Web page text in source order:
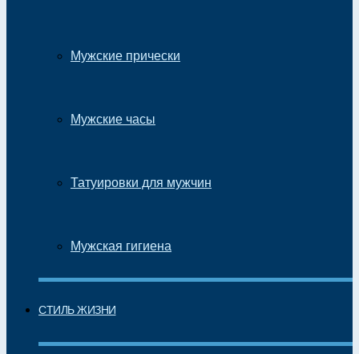
Мужские прически
Мужские часы
Татуировки для мужчин
Мужская гигиена
СТИЛЬ ЖИЗНИ